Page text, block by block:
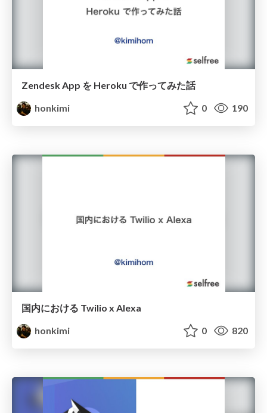
Zendesk App を Heroku で作ってみた話
honkimi
0 190
国内における Twilio x Alexa
honkimi
0 820